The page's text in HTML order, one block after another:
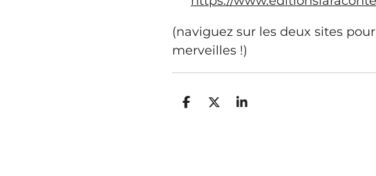
(naviguez sur les deux sites
merveilles !)
P
P
P